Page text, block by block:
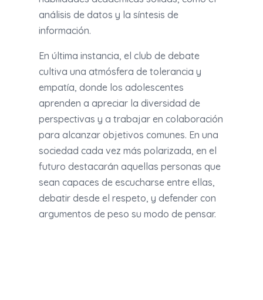
análisis de datos y la síntesis de
información.
En última instancia, el club de debate
cultiva una atmósfera de tolerancia y
empatía, donde los adolescentes
aprenden a apreciar la diversidad de
perspectivas y a trabajar en colaboración
para alcanzar objetivos comunes. En una
sociedad cada vez más polarizada, en el
futuro destacarán aquellas personas que
sean capaces de escucharse entre ellas,
debatir desde el respeto, y defender con
argumentos de peso su modo de pensar.